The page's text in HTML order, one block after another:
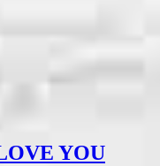
YOU